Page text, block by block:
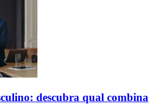
descubra qual combina